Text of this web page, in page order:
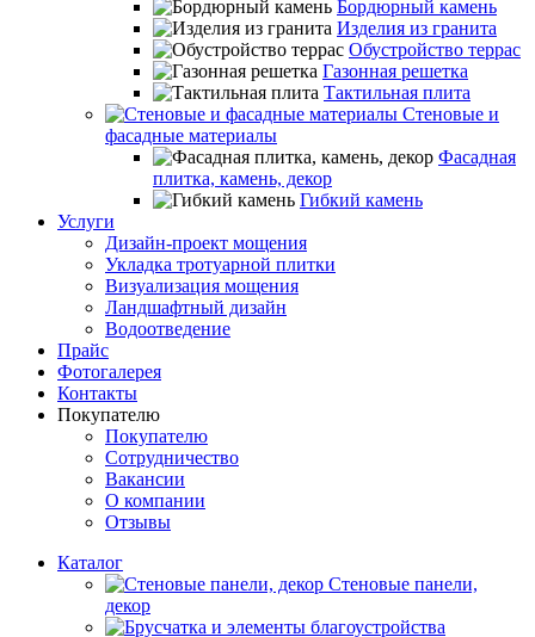
Бордюрный камень
Изделия из гранита
Обустройство террас
Газонная решетка
Тактильная плита
Стеновые и
фасадные материалы
Фасадная
плитка, камень, декор
Гибкий камень
Услуги
Дизайн-проект мощения
Укладка тротуарной плитки
Визуализация мощения
Ландшафтный дизайн
Водоотведение
Прайс
Фотогалерея
Контакты
Покупателю
Покупателю
Сотрудничество
Вакансии
О компании
Отзывы
Каталог
Стеновые панели,
декор